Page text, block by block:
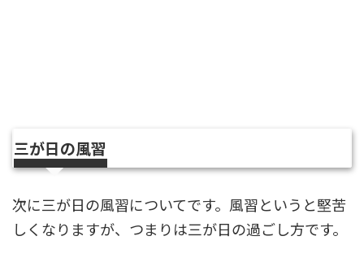
三が日の風習
次に三が日の風習についてです。風習というと堅苦
しくなりますが、つまりは三が日の過ごし方です。